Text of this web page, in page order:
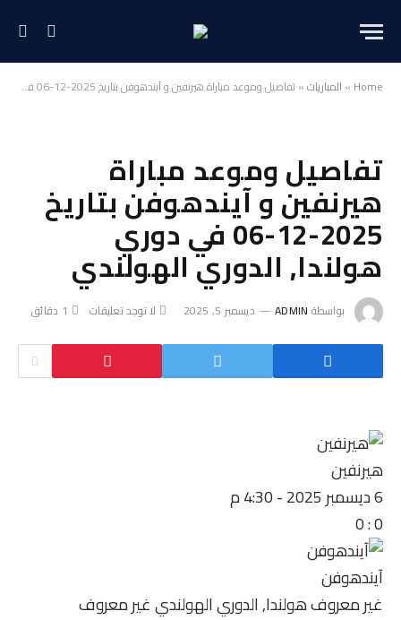
Home
» المباريات»تفاصيل وموعد مباراة هيرنفين و آيندهوفن بتاريخ 2025-12-06 في دوري هولندا, الدوري الهولندي
تفاصيل وموعد مباراة
هيرنفين و آيندهوفن بتاريخ
2025-12-06 في دوري
هولندا, الدوري الهولندي
بواسطة ADMIN ديسمبر 5, 2025 لا توجد تعليقات 1 دقائق
هيرنفين
6 ديسمبر 2025
-4:30 م
0
:
0
آيندهوفن
غير معروفهولندا, الدوري الهولنديغير معروف